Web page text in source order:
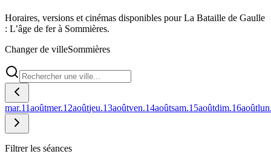
Horaires, versions et cinémas disponibles pour La Bataille de Gaulle
: L’âge de fer à Sommières.
Changer de villeSommières
mar.11aoûtmer.12aoûtjeu.13aoûtven.14aoûtsam.15aoûtdim.16août
Filtrer les séances